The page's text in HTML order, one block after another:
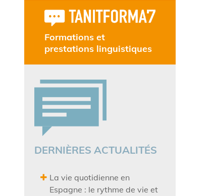
Formations et
prestations linguistiques
DERNIÈRES ACTUALITÉS
La vie quotidienne en
Espagne : le rythme de vie et